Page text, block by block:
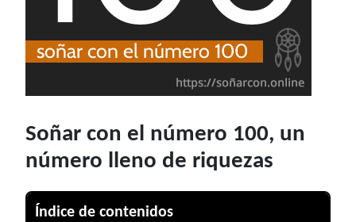
Soñar con el número 100, un
número lleno de riquezas
Índice de contenidos